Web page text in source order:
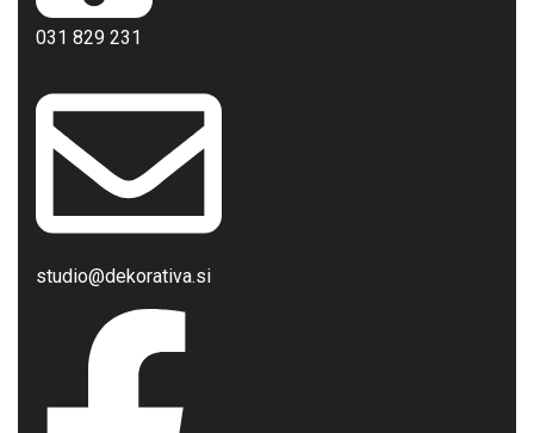
031 829 231
studio@dekorativa.si